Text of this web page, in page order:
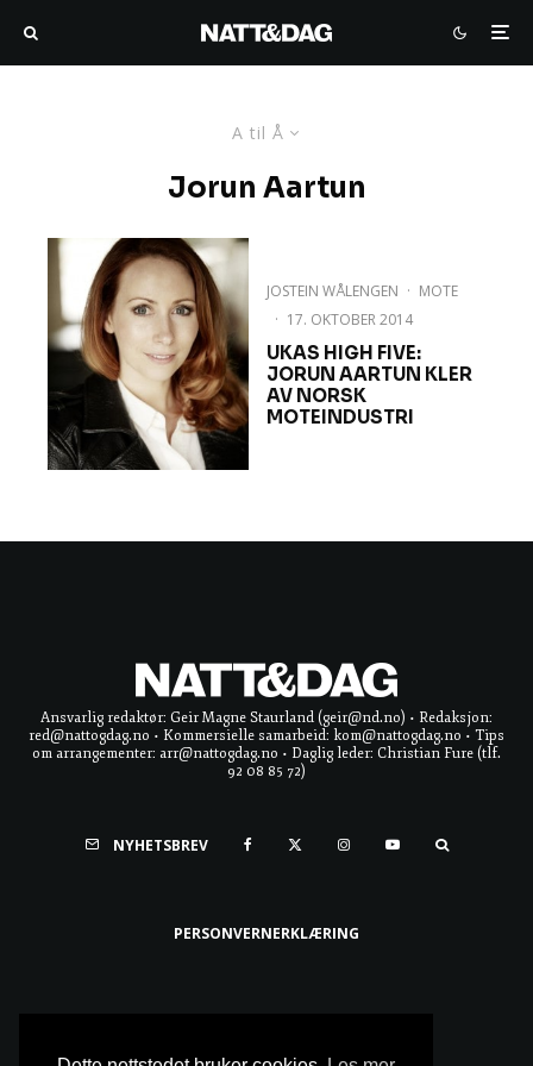
A til Å
Jorun Aartun
JOSTEIN WÅLENGEN · MOTE
· 17. OKTOBER 2014
UKAS HIGH FIVE:
JORUN AARTUN KLER
AV NORSK
MOTEINDUSTRI
Ansvarlig redaktør: Geir Magne Staurland (geir@nd.no) • Redaksjon:
red@nattogdag.no • Kommersielle samarbeid: kom@nattogdag.no • Tips
om arrangementer: arr@nattogdag.no • Daglig leder: Christian Fure (tlf.
92 08 85 72)
NYHETSBREV
PERSONVERNERKLÆRING